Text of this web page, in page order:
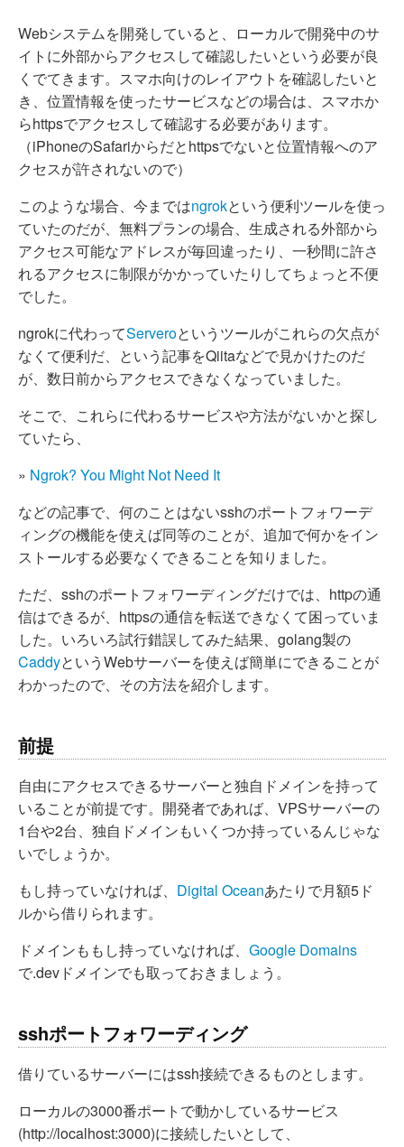
Webシステムを開発していると、ローカルで開発中のサ
イトに外部からアクセスして確認したいという必要が良
くでてきます。スマホ向けのレイアウトを確認したいと
き、位置情報を使ったサービスなどの場合は、スマホか
らhttpsでアクセスして確認する必要があります。
（iPhoneのSafariからだとhttpsでないと位置情報へのア
クセスが許されないので）
このような場合、今まではngrokという便利ツールを使っ
ていたのだが、無料プランの場合、生成される外部から
アクセス可能なアドレスが毎回違ったり、一秒間に許さ
れるアクセスに制限がかかっていたりしてちょっと不便
でした。
ngrokに代わってServeroというツールがこれらの欠点が
なくて便利だ、という記事をQiitaなどで見かけたのだ
が、数日前からアクセスできなくなっていました。
そこで、これらに代わるサービスや方法がないかと探し
ていたら、
» Ngrok? You Might Not Need It
などの記事で、何のことはないsshのポートフォワーデ
ィングの機能を使えば同等のことが、追加で何かをイン
ストールする必要なくできることを知りました。
ただ、sshのポートフォワーディングだけでは、httpの通
信はできるが、httpsの通信を転送できなくて困っていま
した。いろいろ試行錯誤してみた結果、golang製の
CaddyというWebサーバーを使えば簡単にできることが
わかったので、その方法を紹介します。
前提
自由にアクセスできるサーバーと独自ドメインを持って
いることが前提です。開発者であれば、VPSサーバーの
1台や2台、独自ドメインもいくつか持っているんじゃな
いでしょうか。
もし持っていなければ、 Digital Oceanあたりで月額5ド
ルから借りられます。
ドメインももし持っていなければ、 Google Domains
で.devドメインでも取っておきましょう。
sshポートフォワーディング
借りているサーバーにはssh接続できるものとします。
ローカルの3000番ポートで動かしているサービス
(http://localhost:3000)に接続したいとして、